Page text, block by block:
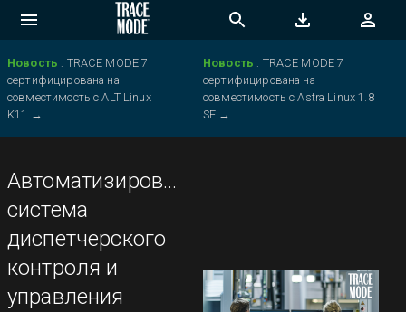
Новость : TRACE MODE 7
сертифицирована на
совместимость с ALT Linux
K11 →
Новость : TRACE MODE 7
сертифицирована на
совместимость с Astra Linux 1.8
SE →
Автоматизированная
система
диспетчерского
контроля и
управления